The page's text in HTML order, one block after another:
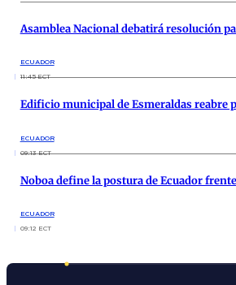
Asamblea Nacional debatirá resolución
ECUADOR
11:45 ECT
Edificio municipal de Esmeraldas reabre
ECUADOR
09:13 ECT
Noboa define la postura de Ecuador
ECUADOR
09:12 ECT